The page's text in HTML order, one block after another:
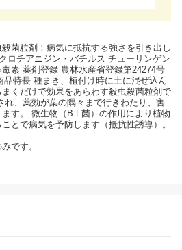
菌粒剤！病気に抵抗する強さを引き出し
ロチアニジン・バチルス チューリンゲン
素 薬剤登録 農林水産省登録第24274号
特長 種まき、植付け時に土に混ぜ込ん
くだけで効果をあらわす殺虫殺菌粒剤で
れ、薬効が葉の隅々まで行きわたり、害
す。 微生物（B.t.菌）の作用により植物
とで病気を予防します（抵抗性誘導）。
です。